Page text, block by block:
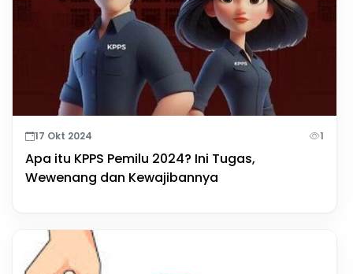
17 Okt 2024 1
Apa itu KPPS Pemilu 2024? Ini Tugas,
Wewenang dan Kewajibannya